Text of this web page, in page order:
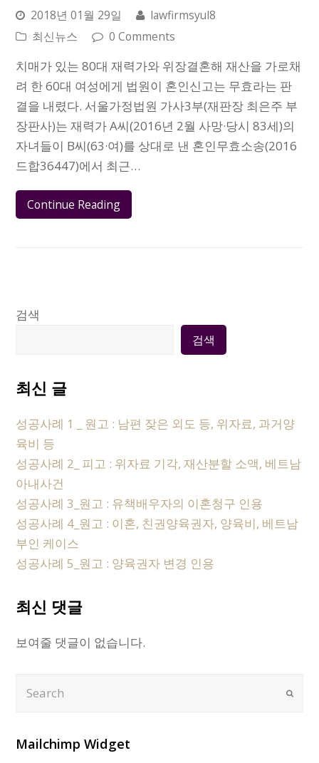
2018년 01월 29일
lawfirmsyul8
최신뉴스
0 Comments
치매가 있는 80대 재력가와 위장결혼해 재산을 가로채
려 한 60대 여성에게 법원이 혼인신고는 무효라는 판
결을 내렸다. 서울가정법원 가사3부(재판장 최은주 부
장판사)는 재력가 A씨(2016년 2월 사망·당시 83세)의
자녀들이 B씨(63·여)를 상대로 낸 혼인무효소송(2016
드합36447)에서 최근…
Continue Reading
검색
검색
최신 글
성공사례 1 _ 원고 : 남편 잦은 외도 등, 위자료, 과거양
육비 등
성공사례 2_ 피고 : 위자료 기각, 재산분할 소액, 베트남
아내사건
성공사례 3_원고 : 유책배우자의 이혼청구 인용
성공사례 4_원고 : 이혼, 친권양육권자, 양육비, 베트남
부인 케이스
성공사례 5_원고 : 양육권자 변경 인용
최신 댓글
보여줄 댓글이 없습니다.
Submit
Mailchimp Widget